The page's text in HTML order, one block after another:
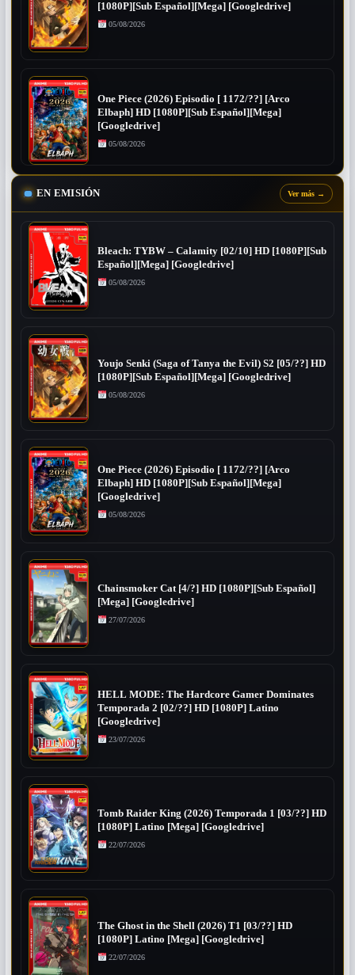
[1080P][Sub Español][Mega] [Googledrive]
05/08/2026
One Piece (2026) Episodio [ 1172/??] [Arco
Elbaph] HD [1080P][Sub Español][Mega]
[Googledrive]
05/08/2026
EN EMISIÓN Ver más →
Bleach: TYBW – Calamity [02/10] HD [1080P][Sub
Español][Mega] [Googledrive]
05/08/2026
Youjo Senki (Saga of Tanya the Evil) S2 [05/??] HD
[1080P][Sub Español][Mega] [Googledrive]
05/08/2026
One Piece (2026) Episodio [ 1172/??] [Arco
Elbaph] HD [1080P][Sub Español][Mega]
[Googledrive]
05/08/2026
Chainsmoker Cat [4/?] HD [1080P][Sub Español]
[Mega] [Googledrive]
27/07/2026
HELL MODE: The Hardcore Gamer Dominates
Temporada 2 [02/??] HD [1080P] Latino
[Googledrive]
23/07/2026
Tomb Raider King (2026) Temporada 1 [03/??] HD
[1080P] Latino [Mega] [Googledrive]
22/07/2026
The Ghost in the Shell (2026) T1 [03/??] HD
[1080P] Latino [Mega] [Googledrive]
22/07/2026